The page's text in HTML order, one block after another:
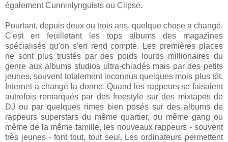
également Cunninlynguists ou Clipse.
Pourtant, depuis deux ou trois ans, quelque chose a changé.
C'est en feuilletant les tops albums des magazines
spécialisés qu'on s'en rend compte. Les premières places
ne sont plus trustés par des poids lourds millionaires du
genre aux albums studios ultra-chiadés mais par des petits
jeunes, souvent totalement inconnus quelques mois plus tôt.
Internet a changé la donne. Quand les rappeurs se faisaient
autrefois remarqués par des freestyle sur des mixtapes de
DJ ou par quelques rimes bien posés sur des albums de
rappeurs superstars du même quartier, du même gang ou
même de la même famille, les nouveaux rappeurs - souvent
très jeunes - font tout, tout seul. Les ordinateurs permettent